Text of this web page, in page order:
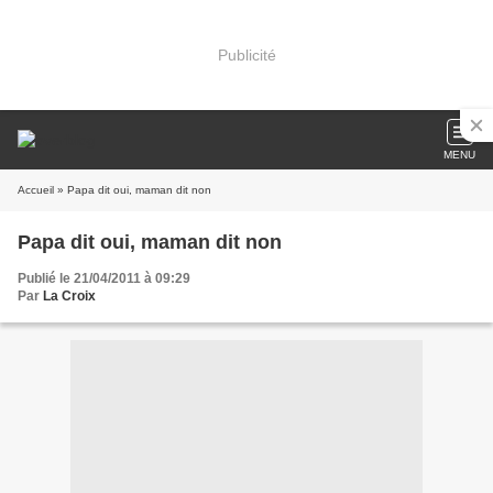
Publicité
MENU
Accueil » Papa dit oui, maman dit non
Papa dit oui, maman dit non
Publié le 21/04/2011 à 09:29
Par La Croix